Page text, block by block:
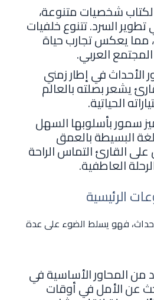
شخصيات متنوعة،
السرد. تتنوع خلفيات
مما يعكس تجارب حياة
العربي.
الأحداث في إطار زمني
يشعر بصلته بالعالم
الحياتية.
سمور بأسلوبها السهل
البسيطة بالعمق
القارئ التماس الراحة
العاطفية.
الرئيسية
فهو يسلط الضوء على عدة
من المحاور الأساسية في
عن الأمل في أوقات